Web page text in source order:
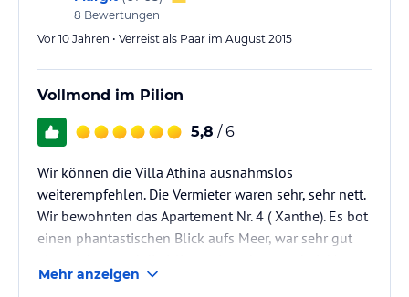
8 Bewertungen
Vor 10 Jahren • Verreist als Paar im August 2015
Vollmond im Pilion
5,8 / 6
Wir können die Villa Athina ausnahmslos
weiterempfehlen. Die Vermieter waren sehr, sehr nett.
Wir bewohnten das Apartement Nr. 4 ( Xanthe). Es bot
einen phantastischen Blick aufs Meer, war sehr gut
Grad gute Abkühlung. Es war ein sehr schöner Urlaub
Mehr anzeigen